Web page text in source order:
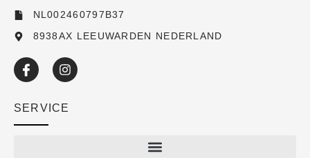
NL002460797B37
8938AX LEEUWARDEN NEDERLAND
SERVICE